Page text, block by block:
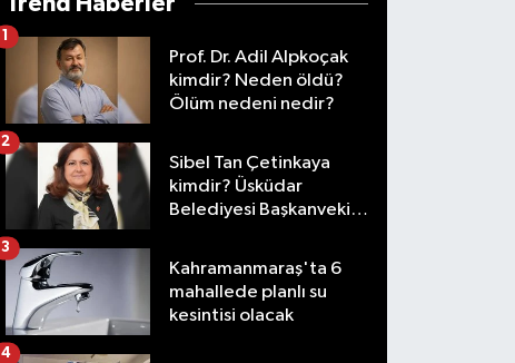
Prof. Dr. Adil Alpkoçak
kimdir? Neden öldü?
Ölüm nedeni nedir?
1
Sibel Tan Çetinkaya
kimdir? Üsküdar
Belediyesi Başkanvekili
2
Kahramanmaraş'ta 6
mahallede planlı su
kesintisi olacak
3
4